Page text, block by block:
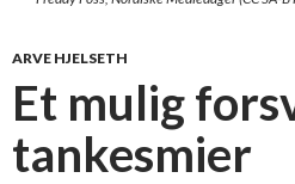
ARVE HJELSETH
Et mulig
tankesmier